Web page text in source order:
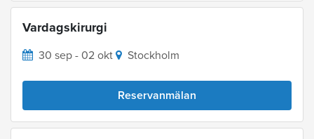
Vardagskirurgi
30 sep - 02 okt Stockholm
Reservanmälan